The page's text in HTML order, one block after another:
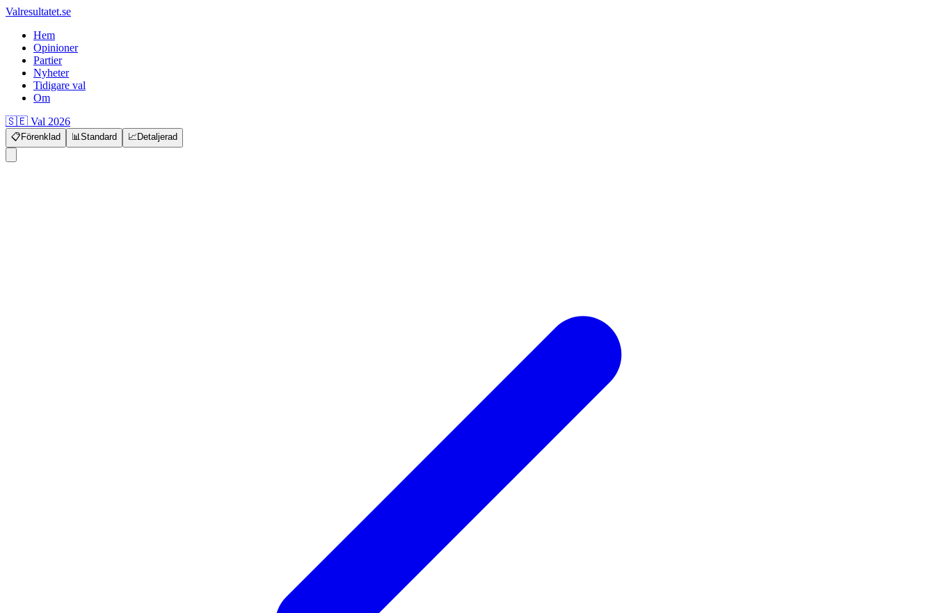
Valresultatet.se
Hem
Opinioner
Partier
Nyheter
Tidigare val
Om
🇸🇪 Val 2026
📋 Förenklad 📊Standard 📈Detaljerad